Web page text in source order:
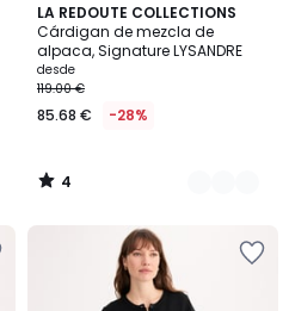
LA REDOUTE COLLECTIONS
Cárdigan de mezcla de
alpaca, Signature LYSANDRE
desde
119.00 €
85.68 € -28%
4
/
5
3
Colores
4
/